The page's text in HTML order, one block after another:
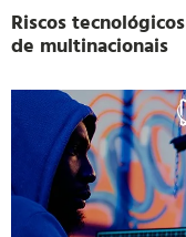
Riscos
de multinacionais